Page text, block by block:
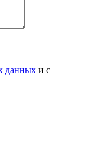
данных и с